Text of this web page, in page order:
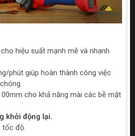
hiệu suất mạnh mẽ và nhanh
phút giúp hoàn thành công việc
cho khả năng mài các bề mặt
khởi động lại.
tốc độ.